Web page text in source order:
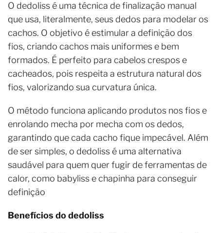
O dedoliss é uma técnica de finalização manual
que usa, literalmente, seus dedos para modelar os
cachos. O objetivo é estimular a definição dos
fios, criando cachos mais uniformes e bem
formados. É perfeito para cabelos crespos e
cacheados, pois respeita a estrutura natural dos
fios, valorizando sua curvatura única.
O método funciona aplicando produtos nos fios e
enrolando mecha por mecha com os dedos,
garantindo que cada cacho fique impecável. Além
de ser simples, o dedoliss é uma alternativa
saudável para quem quer fugir de ferramentas de
calor, como babyliss e chapinha para conseguir
definição
Benefícios do dedoliss